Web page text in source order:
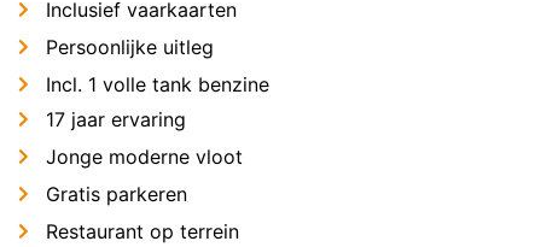
Inclusief vaarkaarten
Persoonlijke uitleg
Incl. 1 volle tank benzine
17 jaar ervaring
Jonge moderne vloot
Gratis parkeren
Restaurant op terrein